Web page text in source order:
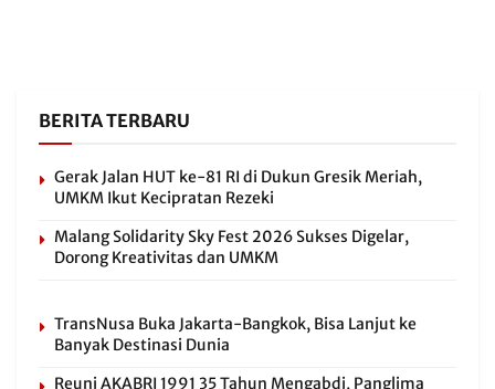
BERITA TERBARU
Gerak Jalan HUT ke-81 RI di Dukun Gresik Meriah,
UMKM Ikut Kecipratan Rezeki
Malang Solidarity Sky Fest 2026 Sukses Digelar,
Dorong Kreativitas dan UMKM
TransNusa Buka Jakarta-Bangkok, Bisa Lanjut ke
Banyak Destinasi Dunia
Reuni AKABRI 1991 35 Tahun Mengabdi, Panglima